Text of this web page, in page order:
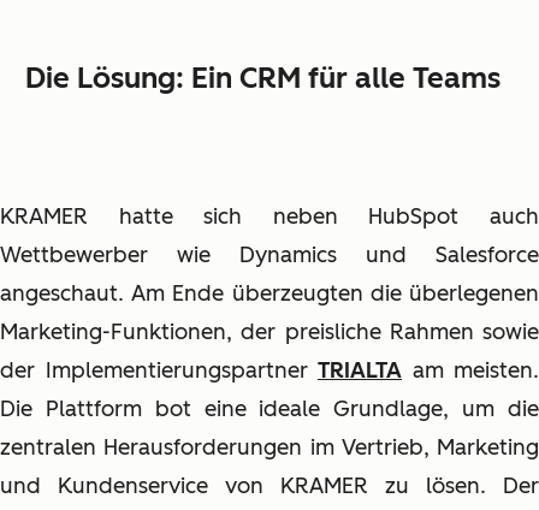
Die Lösung: Ein CRM für alle Teams
KRAMER hatte sich neben HubSpot auch
Wettbewerber wie Dynamics und Salesforce
angeschaut. Am Ende überzeugten die überlegenen
Marketing-Funktionen, der preisliche Rahmen sowie
der Implementierungspartner TRIALTA am meisten.
Die Plattform bot eine ideale Grundlage, um die
zentralen Herausforderungen im Vertrieb, Marketing
und Kundenservice von KRAMER zu lösen. Der